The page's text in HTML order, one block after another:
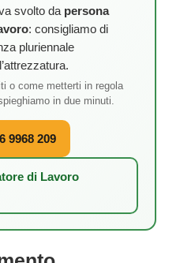
svolto da persona
: consigliamo di
pluriennale
o come metterti in regola
in due minuti.
9968 209
di Lavoro